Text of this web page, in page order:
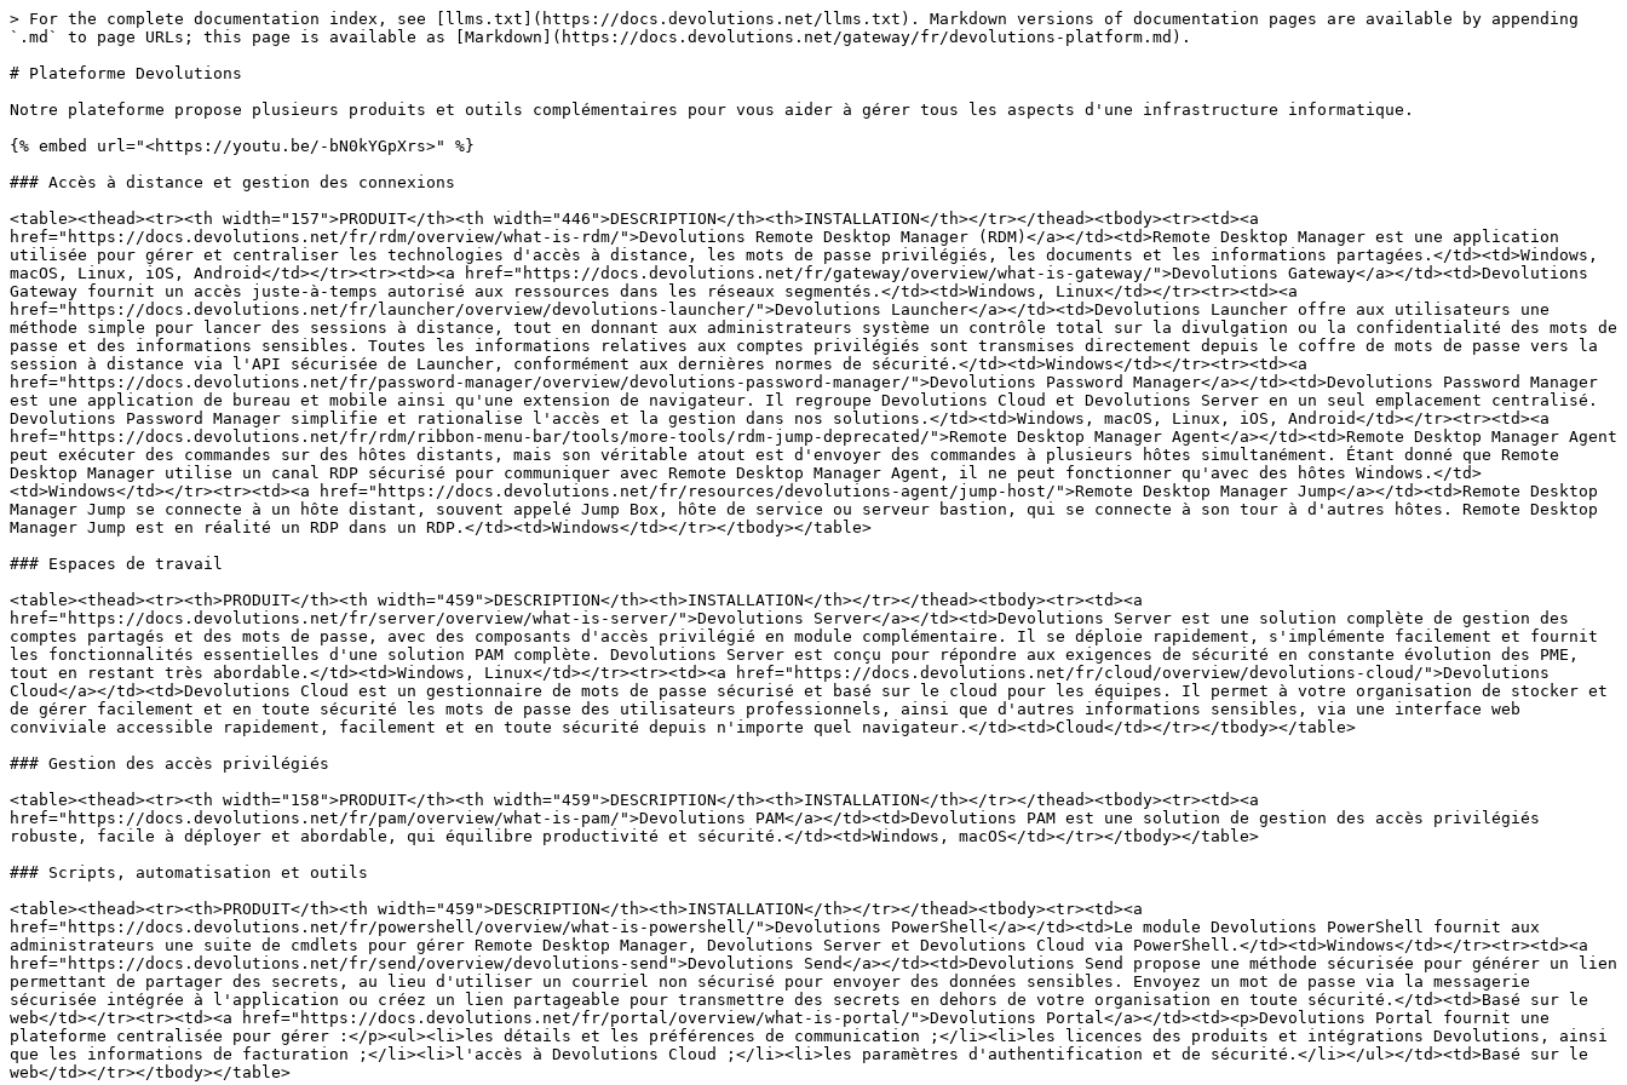
> For the complete documentation index, see [llms.txt](https://docs.devolutions.net/llms.txt). Markdown versions of documentation pages are available by appending
`.md` to page URLs; this page is available as [Markdown](https://docs.devolutions.net/gateway/fr/devolutions-platform.md).
# Plateforme Devolutions
Notre plateforme propose plusieurs produits et outils complémentaires pour vous aider à gérer tous les aspects d'une infrastructure informatique.
{% embed url="<https://youtu.be/-bN0kYGpXrs>" %}
### Accès à distance et gestion des connexions
<table><thead><tr><th width="157">PRODUIT</th><th width="446">DESCRIPTION</th><th>INSTALLATION</th></tr></thead><tbody><tr><td><a
href="https://docs.devolutions.net/fr/rdm/overview/what-is-rdm/">Devolutions Remote Desktop Manager (RDM)</a></td><td>Remote Desktop Manager est une application
utilisée pour gérer et centraliser les technologies d'accès à distance, les mots de passe privilégiés, les documents et les informations partagées.</td><td>Windows,
macOS, Linux, iOS, Android</td></tr><tr><td><a href="https://docs.devolutions.net/fr/gateway/overview/what-is-gateway/">Devolutions Gateway</a></td><td>Devolutions
Gateway fournit un accès juste-à-temps autorisé aux ressources dans les réseaux segmentés.</td><td>Windows, Linux</td></tr><tr><td><a
href="https://docs.devolutions.net/fr/launcher/overview/devolutions-launcher/">Devolutions Launcher</a></td><td>Devolutions Launcher offre aux utilisateurs une
méthode simple pour lancer des sessions à distance, tout en donnant aux administrateurs système un contrôle total sur la divulgation ou la confidentialité des mots de
passe et des informations sensibles. Toutes les informations relatives aux comptes privilégiés sont transmises directement depuis le coffre de mots de passe vers la
session à distance via l'API sécurisée de Launcher, conformément aux dernières normes de sécurité.</td><td>Windows</td></tr><tr><td><a
href="https://docs.devolutions.net/fr/password-manager/overview/devolutions-password-manager/">Devolutions Password Manager</a></td><td>Devolutions Password Manager
est une application de bureau et mobile ainsi qu'une extension de navigateur. Il regroupe Devolutions Cloud et Devolutions Server en un seul emplacement centralisé.
Devolutions Password Manager simplifie et rationalise l'accès et la gestion dans nos solutions.</td><td>Windows, macOS, Linux, iOS, Android</td></tr><tr><td><a
href="https://docs.devolutions.net/fr/rdm/ribbon-menu-bar/tools/more-tools/rdm-jump-deprecated/">Remote Desktop Manager Agent</a></td><td>Remote Desktop Manager Agent
peut exécuter des commandes sur des hôtes distants, mais son véritable atout est d'envoyer des commandes à plusieurs hôtes simultanément. Étant donné que Remote
Desktop Manager utilise un canal RDP sécurisé pour communiquer avec Remote Desktop Manager Agent, il ne peut fonctionner qu'avec des hôtes Windows.</td>
<td>Windows</td></tr><tr><td><a href="https://docs.devolutions.net/fr/resources/devolutions-agent/jump-host/">Remote Desktop Manager Jump</a></td><td>Remote Desktop
Manager Jump se connecte à un hôte distant, souvent appelé Jump Box, hôte de service ou serveur bastion, qui se connecte à son tour à d'autres hôtes. Remote Desktop
Manager Jump est en réalité un RDP dans un RDP.</td><td>Windows</td></tr></tbody></table>
### Espaces de travail
<table><thead><tr><th>PRODUIT</th><th width="459">DESCRIPTION</th><th>INSTALLATION</th></tr></thead><tbody><tr><td><a
href="https://docs.devolutions.net/fr/server/overview/what-is-server/">Devolutions Server</a></td><td>Devolutions Server est une solution complète de gestion des
comptes partagés et des mots de passe, avec des composants d'accès privilégié en module complémentaire. Il se déploie rapidement, s'implémente facilement et fournit
les fonctionnalités essentielles d'une solution PAM complète. Devolutions Server est conçu pour répondre aux exigences de sécurité en constante évolution des PME,
tout en restant très abordable.</td><td>Windows, Linux</td></tr><tr><td><a href="https://docs.devolutions.net/fr/cloud/overview/devolutions-cloud/">Devolutions
Cloud</a></td><td>Devolutions Cloud est un gestionnaire de mots de passe sécurisé et basé sur le cloud pour les équipes. Il permet à votre organisation de stocker et
de gérer facilement et en toute sécurité les mots de passe des utilisateurs professionnels, ainsi que d'autres informations sensibles, via une interface web
conviviale accessible rapidement, facilement et en toute sécurité depuis n'importe quel navigateur.</td><td>Cloud</td></tr></tbody></table>
### Gestion des accès privilégiés
<table><thead><tr><th width="158">PRODUIT</th><th width="459">DESCRIPTION</th><th>INSTALLATION</th></tr></thead><tbody><tr><td><a
href="https://docs.devolutions.net/fr/pam/overview/what-is-pam/">Devolutions PAM</a></td><td>Devolutions PAM est une solution de gestion des accès privilégiés
robuste, facile à déployer et abordable, qui équilibre productivité et sécurité.</td><td>Windows, macOS</td></tr></tbody></table>
### Scripts, automatisation et outils
<table><thead><tr><th>PRODUIT</th><th width="459">DESCRIPTION</th><th>INSTALLATION</th></tr></thead><tbody><tr><td><a
href="https://docs.devolutions.net/fr/powershell/overview/what-is-powershell/">Devolutions PowerShell</a></td><td>Le module Devolutions PowerShell fournit aux
administrateurs une suite de cmdlets pour gérer Remote Desktop Manager, Devolutions Server et Devolutions Cloud via PowerShell.</td><td>Windows</td></tr><tr><td><a
href="https://docs.devolutions.net/fr/send/overview/devolutions-send">Devolutions Send</a></td><td>Devolutions Send propose une méthode sécurisée pour générer un lien
permettant de partager des secrets, au lieu d'utiliser un courriel non sécurisé pour envoyer des données sensibles. Envoyez un mot de passe via la messagerie
sécurisée intégrée à l'application ou créez un lien partageable pour transmettre des secrets en dehors de votre organisation en toute sécurité.</td><td>Basé sur le
web</td></tr><tr><td><a href="https://docs.devolutions.net/fr/portal/overview/what-is-portal/">Devolutions Portal</a></td><td><p>Devolutions Portal fournit une
plateforme centralisée pour gérer :</p><ul><li>les détails et les préférences de communication ;</li><li>les licences des produits et intégrations Devolutions, ainsi
que les informations de facturation ;</li><li>l'accès à Devolutions Cloud ;</li><li>les paramètres d'authentification et de sécurité.</li></ul></td><td>Basé sur le
web</td></tr></tbody></table>